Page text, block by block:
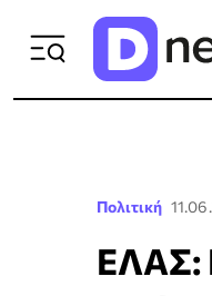
Πολιτική
ΕΛΑΣ: